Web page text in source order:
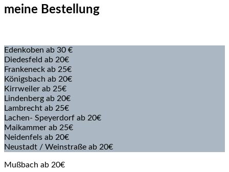
meine Bestellung
Edenkoben ab 30 €
Diedesfeld ab 20€
Frankeneck ab 25€
Königsbach ab 20€
Kirrweiler ab 25€
Lindenberg ab 20€
Lambrecht ab 25€
Lachen- Speyerdorf ab 20€
Maikammer ab 25€
Neidenfels ab 20€
Neustadt / Weinstraße ab 20€
Mußbach ab 20€